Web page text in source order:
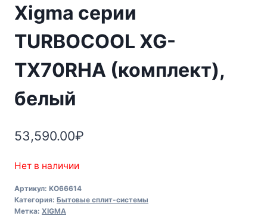
Xigma серии
TURBOCOOL XG-
TX70RHA (комплект),
белый
53,590.00₽
Нет в наличии
Артикул: KO66614
Категория: Бытовые сплит-системы
Метка: XIGMA